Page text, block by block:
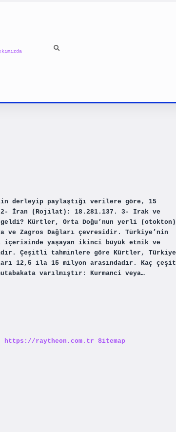
derleyip paylaştığı verilere göre, 15
2- İran (Rojilat): 18.281.137. 3- Irak ve
Kürtler, Orta Doğu’nun yerli (otokton)
ve Zagros Dağları çevresidir. Türkiye’nin
içerisinde yaşayan ikinci büyük etnik ve
Çeşitli tahminlere göre Kürtler, Türkiye
12,5 ila 15 milyon arasındadır. Kaç çeşit
varılmıştır: Kurmanci veya…
https://raytheon.com.tr Sitemap